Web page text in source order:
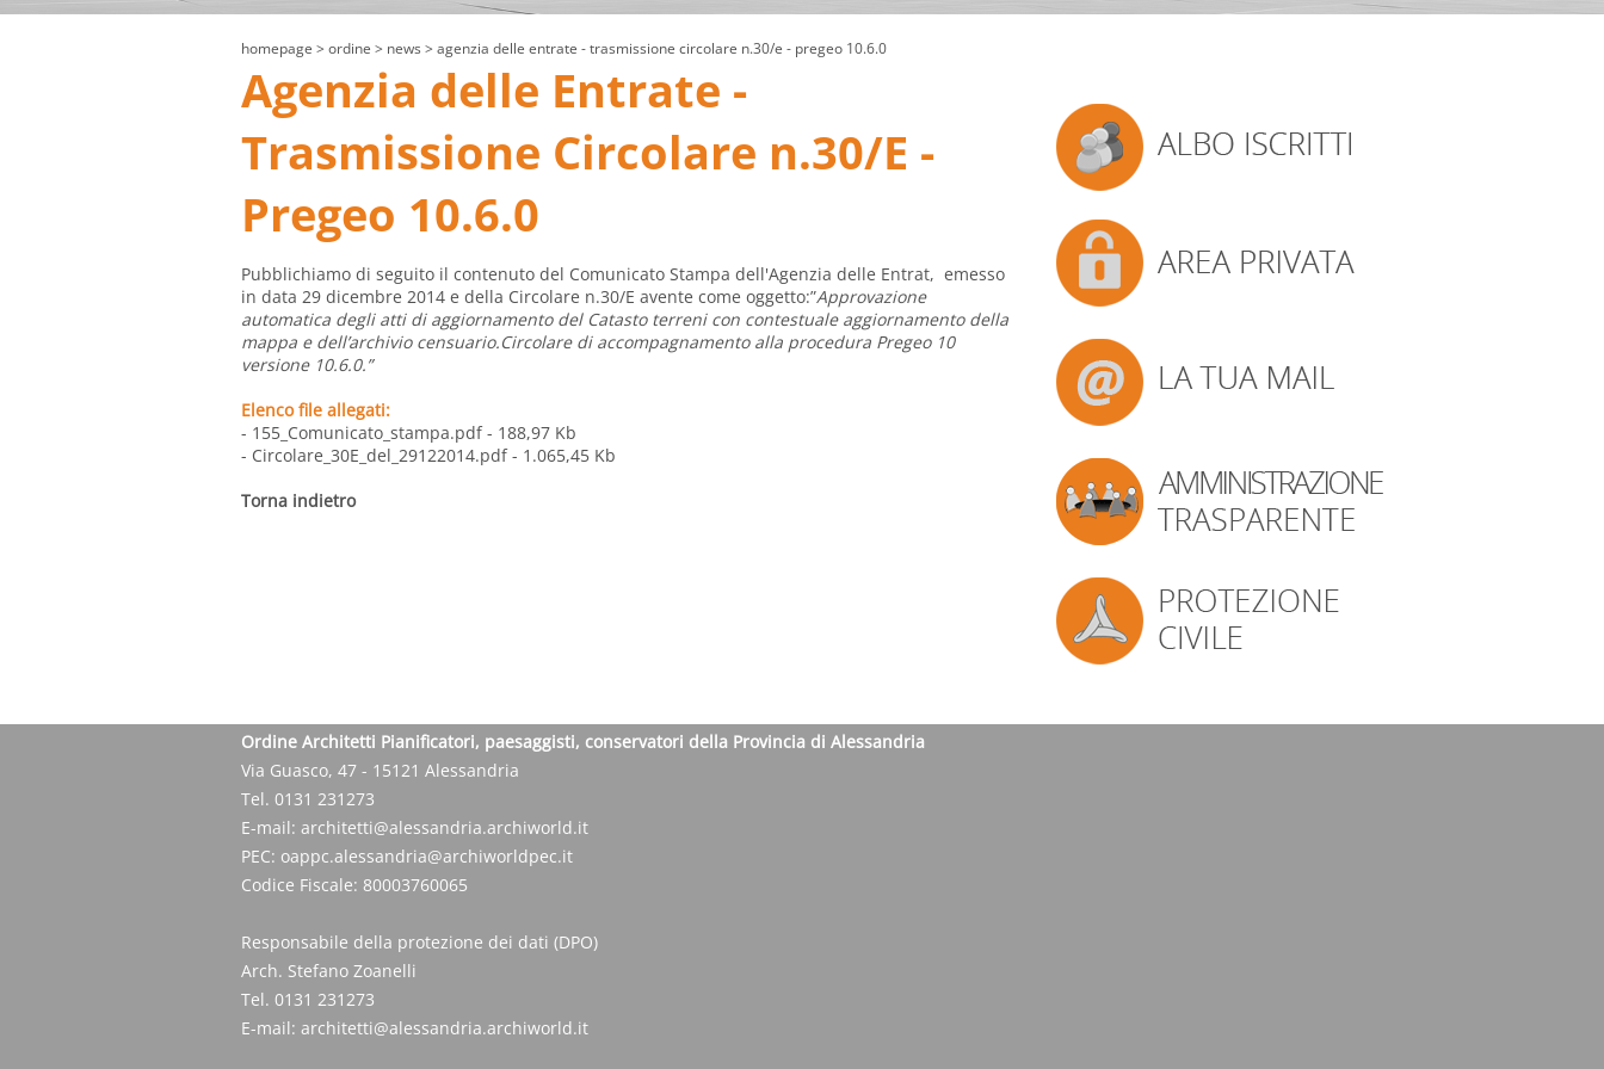
homepage > ordine > news > agenzia delle entrate - trasmissione circolare n.30/e - pregeo 10.6.0
Agenzia delle Entrate -
Trasmissione Circolare n.30/E -
Pregeo 10.6.0
Pubblichiamo di seguito il contenuto del Comunicato Stampa dell'Agenzia delle Entrat, emesso
in data 29 dicembre 2014 e della Circolare n.30/E avente come oggetto:”Approvazione
automatica degli atti di aggiornamento del Catasto terreni con contestuale aggiornamento della
mappa e dell’archivio censuario.Circolare di accompagnamento alla procedura Pregeo 10
versione 10.6.0.”
Elenco file allegati:
- 155_Comunicato_stampa.pdf- 188,97 Kb
- Circolare_30E_del_29122014.pdf- 1.065,45 Kb
Torna indietro
Ordine Architetti Pianificatori, paesaggisti, conservatori della Provincia di Alessandria
Via Guasco, 47 - 15121 Alessandria
Tel. 0131 231273
E-mail: architetti@alessandria.archiworld.it
PEC: oappc.alessandria@archiworldpec.it
Codice Fiscale: 80003760065
Responsabile della protezione dei dati (DPO)
Arch. Stefano Zoanelli
Tel. 0131 231273
E-mail: architetti@alessandria.archiworld.it